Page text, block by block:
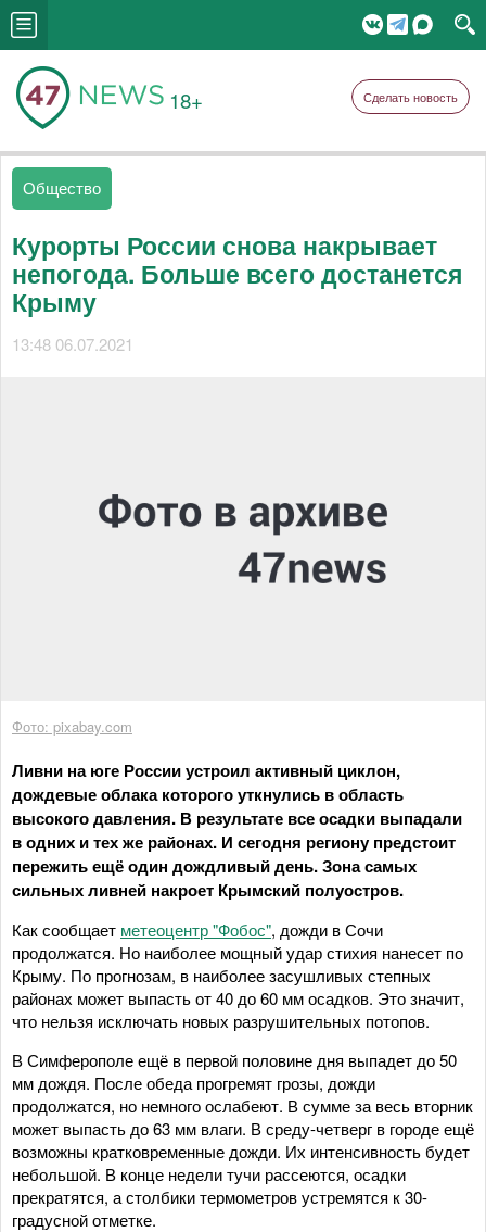
18+ Сделать новость
Общество
Курорты России снова накрывает
непогода. Больше всего достанется
Крыму
13:48 06.07.2021
Фото: pixabay.com
Ливни на юге России устроил активный циклон,
дождевые облака которого уткнулись в область
высокого давления. В результате все осадки выпадали
в одних и тех же районах. И сегодня региону предстоит
пережить ещё один дождливый день. Зона самых
сильных ливней накроет Крымский полуостров.
Как сообщает метеоцентр "Фобос", дожди в Сочи
продолжатся. Но наиболее мощный удар стихия нанесет по
Крыму. По прогнозам, в наиболее засушливых степных
районах может выпасть от 40 до 60 мм осадков. Это значит,
что нельзя исключать новых разрушительных потопов.
В Симферополе ещё в первой половине дня выпадет до 50
мм дождя. После обеда прогремят грозы, дожди
продолжатся, но немного ослабеют. В сумме за весь вторник
может выпасть до 63 мм влаги. В среду-четверг в городе ещё
возможны кратковременные дожди. Их интенсивность будет
небольшой. В конце недели тучи рассеются, осадки
прекратятся, а столбики термометров устремятся к 30-
градусной отметке.